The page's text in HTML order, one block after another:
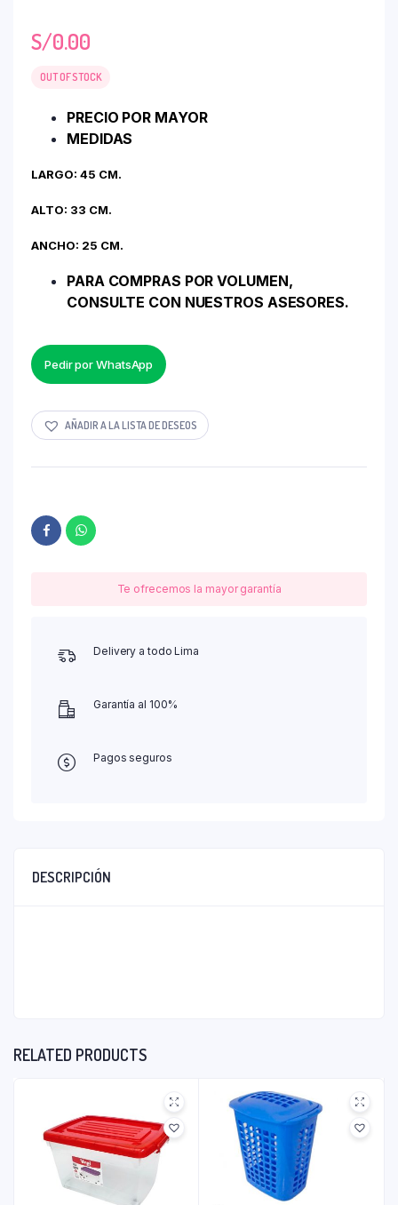
S/0.00
OUT OF STOCK
PRECIO POR MAYOR
MEDIDAS
LARGO: 45 CM.
ALTO: 33 CM.
ANCHO: 25 CM.
PARA COMPRAS POR VOLUMEN,
CONSULTE CON NUESTROS ASESORES.
Pedir por WhatsApp
AÑADIR A LA LISTA DE DESEOS
Te ofrecemos la mayor garantía
Delivery a todo Lima
Garantía al 100%
Pagos seguros
DESCRIPCIÓN
RELATED PRODUCTS